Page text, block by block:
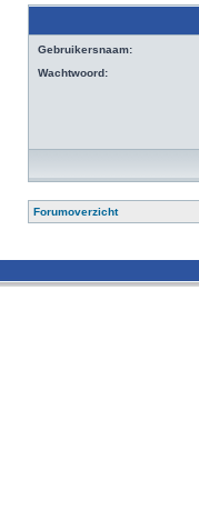
Gebruikersnaam:
Wachtwoord:
Forumoverzicht